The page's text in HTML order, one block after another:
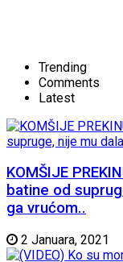
Trending
Comments
Latest
KOMŠIJE
batine od
ga vrućom..
2 Januara, 2021